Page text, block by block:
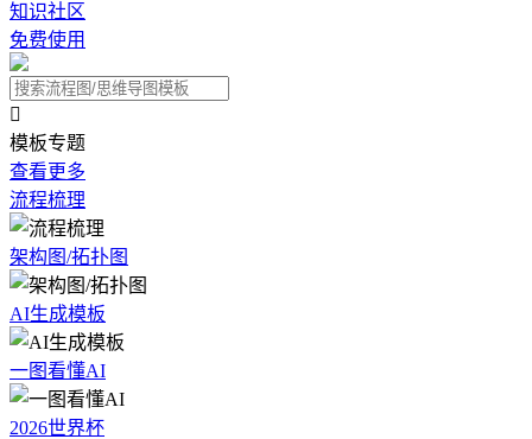
知识社区
免费使用

模板专题
查看更多
流程梳理
架构图/拓扑图
AI生成模板
一图看懂AI
2026世界杯